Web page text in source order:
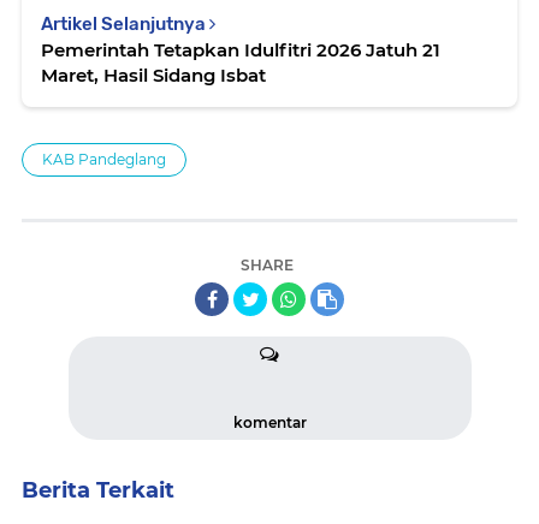
Artikel Selanjutnya
Pemerintah Tetapkan Idulfitri 2026 Jatuh 21
Maret, Hasil Sidang Isbat
KAB Pandeglang
SHARE
komentar
Berita Terkait